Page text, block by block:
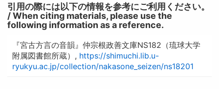
引用の際には以下の情報を参考にご利用ください。
/ When citing materials, please use the
following information as a reference.
『宮古方言の音韻』仲宗根政善文庫NS182（琉球大学
附属図書館所蔵）, https://shimuchi.lib.u-
ryukyu.ac.jp/collection/nakasone_seizen/ns18201